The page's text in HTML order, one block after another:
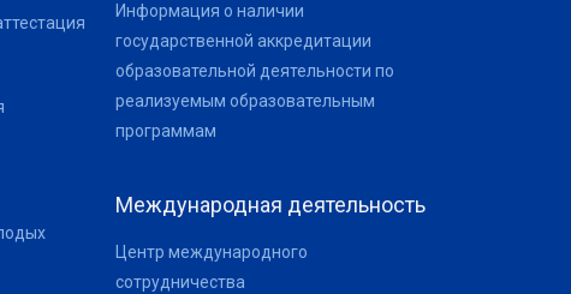
Информация о наличии
государственной аккредитации
образовательной деятельности по
реализуемым образовательным
программам
Международная деятельность
Центр международного
сотрудничества